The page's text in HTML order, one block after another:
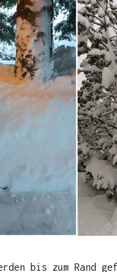
bis zum Rand